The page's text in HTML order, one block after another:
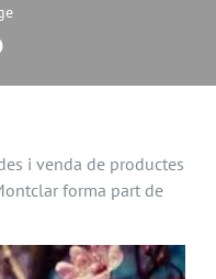
i venda de productes
forma part de